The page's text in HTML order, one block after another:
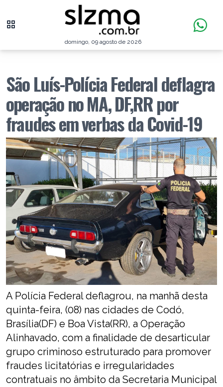
domingo, 09 agosto de 2026
São Luís-Polícia Federal deflagra
operação no MA, DF,RR por
fraudes em verbas da Covid-19
A Polícia Federal deflagrou, na manhã desta
quinta-feira, (08) nas cidades de Codó,
Brasília(DF) e Boa Vista(RR), a Operação
Alinhavado, com a finalidade de desarticular
grupo criminoso estruturado para promover
fraudes licitatórias e irregularidades
contratuais no âmbito da Secretaria Municipal